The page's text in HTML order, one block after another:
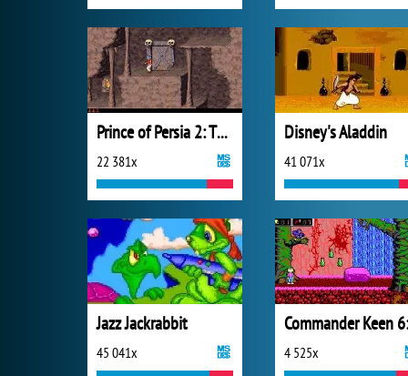
Prince of Persia 2: The Shadow and the Flame
22 381x
Disney's Aladdin
41 071x
Jazz Jackrabbit
45 041x 4 525x